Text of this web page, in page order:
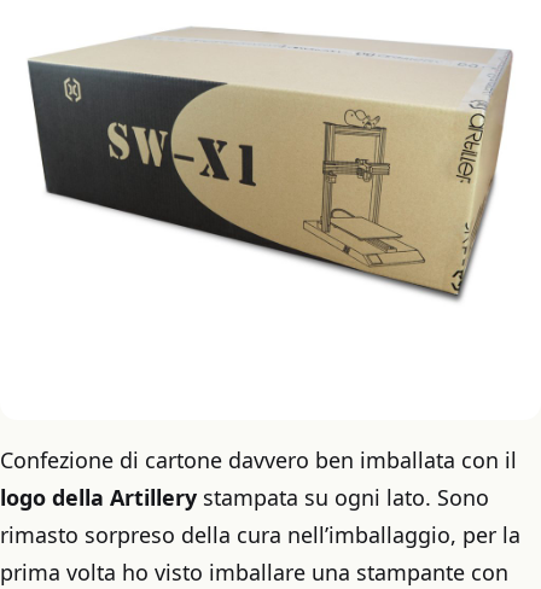
Confezione di cartone davvero ben imballata con il
logo della Artillery stampata su ogni lato. Sono
rimasto sorpreso della cura nell’imballaggio, per la
prima volta ho visto imballare una stampante con